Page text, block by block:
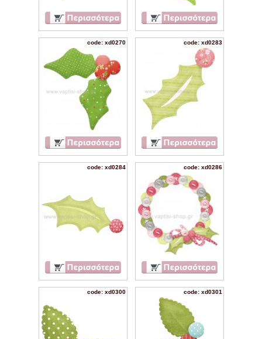
code: xd0270 code: xd0283
code: xd0284 code: xd0286
code: xd0300 code: xd0301